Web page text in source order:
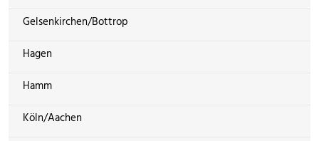
Gelsenkirchen/Bottrop
Hagen
Hamm
Köln/Aachen